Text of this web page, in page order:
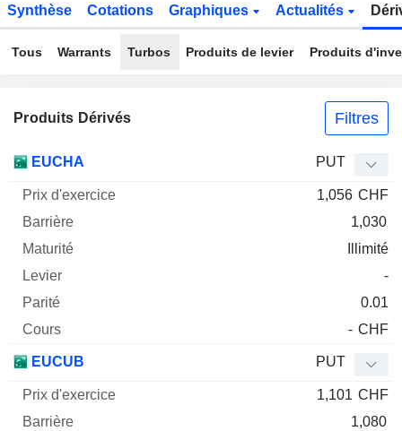
Synthèse Cotations Graphiques Actualités
Tous Warrants Turbos Produits de levier Produits
Produits Dérivés Filtres
Mnemo Type
EUCHA PUT
1,056 CHF
1,030
Illimité
-
0.01
- CHF
EUCUB PUT
1,101 CHF
1,080